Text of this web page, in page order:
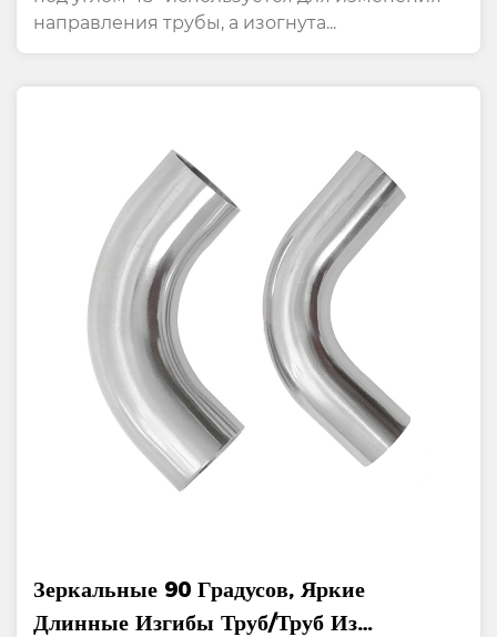
направления трубы, а изогнута...
Зеркальные 90 Градусов, Яркие
Длинные Изгибы Труб/труб Из